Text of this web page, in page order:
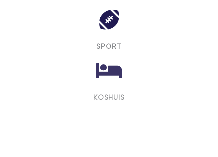
SPORT
KOSHUIS